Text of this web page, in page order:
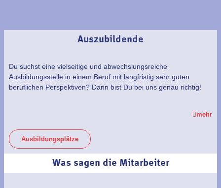
Auszubildende
Du suchst eine vielseitige und abwechslungsreiche
Ausbildungsstelle in einem Beruf mit langfristig sehr guten
beruflichen Perspektiven? Dann bist Du bei uns genau richtig!
mehr
Ausbildungsplätze
Was sagen die Mitarbeiter